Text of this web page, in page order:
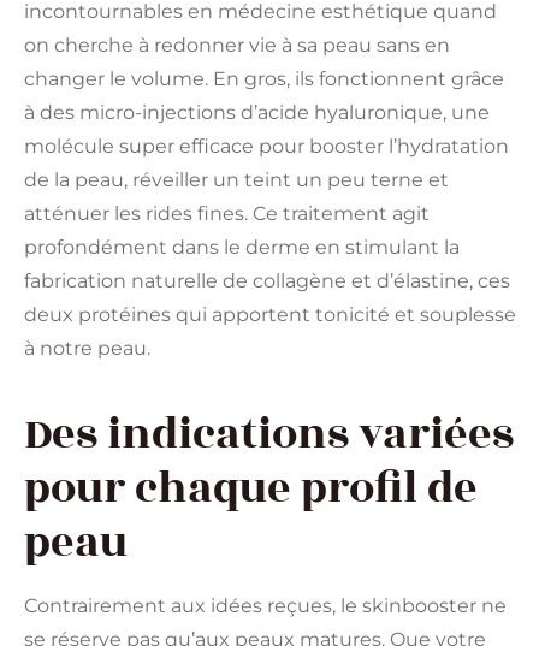
incontournables en médecine esthétique quand
on cherche à redonner vie à sa peau sans en
changer le volume. En gros, ils fonctionnent grâce
à des micro-injections d’acide hyaluronique, une
molécule super efficace pour booster l’hydratation
de la peau, réveiller un teint un peu terne et
atténuer les rides fines. Ce traitement agit
profondément dans le derme en stimulant la
fabrication naturelle de collagène et d’élastine, ces
deux protéines qui apportent tonicité et souplesse
à notre peau.
Des indications variées
pour chaque profil de
peau
Contrairement aux idées reçues, le skinbooster ne
se réserve pas qu’aux peaux matures. Que votre